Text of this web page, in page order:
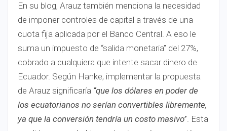
En su blog, Arauz también menciona la necesidad
de imponer controles de capital a través de una
cuota fija aplicada por el Banco Central. A eso le
suma un impuesto de ‘‘salida monetaria’’ del 27%,
cobrado a cualquiera que intente sacar dinero de
Ecuador. Según Hanke, implementar la propuesta
de Arauz significaría ‘‘que los dólares en poder de
los ecuatorianos no serían convertibles libremente,
ya que la conversión tendría un costo masivo’’. Esta